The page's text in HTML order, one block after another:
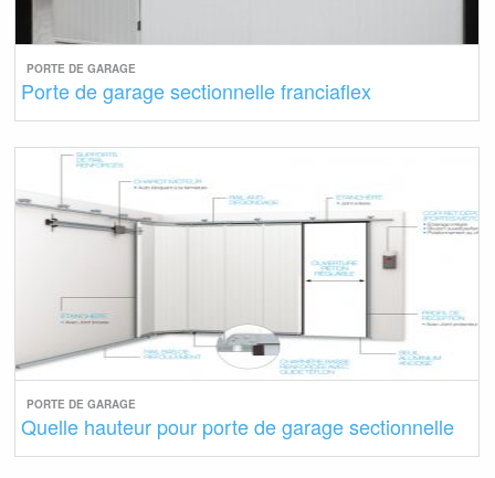
PORTE DE GARAGE
Porte de garage sectionnelle franciaflex
PORTE DE GARAGE
Quelle hauteur pour porte de garage sectionnelle